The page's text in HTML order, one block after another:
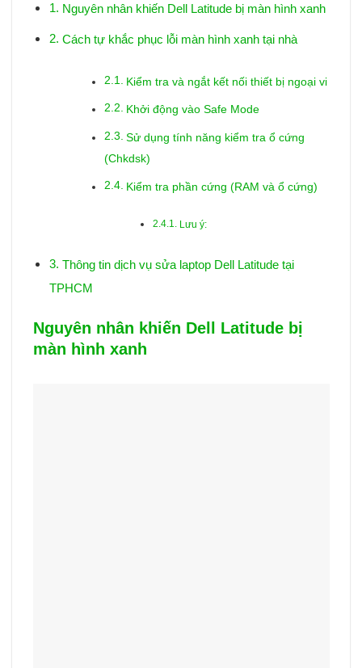
Nguyên nhân khiến Dell Latitude bị màn hình xanh
Cách tự khắc phục lỗi màn hình xanh tại nhà
Kiểm tra và ngắt kết nối thiết bị ngoại vi
Khởi động vào Safe Mode
Sử dụng tính năng kiểm tra ổ cứng
(Chkdsk)
Kiểm tra phần cứng (RAM và ổ cứng)
Lưu ý:
Thông tin dịch vụ sửa laptop Dell Latitude tại
TPHCM
Nguyên nhân khiến Dell Latitude bị
màn hình xanh